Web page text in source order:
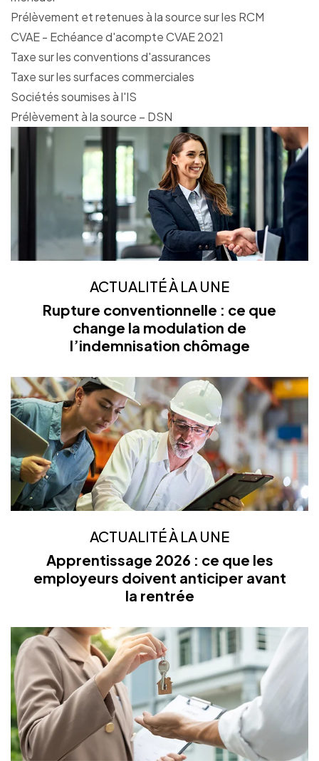
Prélèvement et retenues à la source sur les RCM
CVAE - Echéance d'acompte CVAE 2021
Taxe sur les conventions d'assurances
Taxe sur les surfaces commerciales
Sociétés soumises à l'IS
Prélèvement à la source – DSN
ACTUALITÉ À LA UNE
Rupture conventionnelle : ce que
change la modulation de
l’indemnisation chômage
ACTUALITÉ À LA UNE
Apprentissage 2026 : ce que les
employeurs doivent anticiper avant
la rentrée